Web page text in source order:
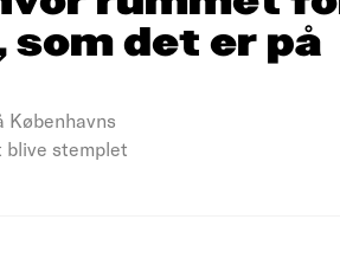
det er på
Københavns
blive stemplet